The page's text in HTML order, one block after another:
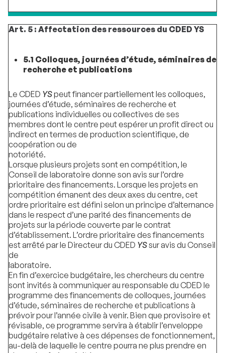
Art. 5 : Affectation des ressources du CDED YS
5.1 Colloques, journées d’étude, séminaires de
recherche et publications
Le CDED YSpeut financer partiellement les colloques,
journées d’étude, séminaires de recherche et
publications individuelles ou collectives de ses
membres dont le centre peut espérer un profit direct ou
indirect en termes de production scientifique, de
coopération ou de
notoriété.
Lorsque plusieurs projets sont en compétition, le
Conseil de laboratoire donne son avis sur l’ordre
prioritaire des financements. Lorsque les projets en
compétition émanent des deux axes du centre, cet
ordre prioritaire est défini selon un principe d’alternance
dans le respect d’une parité des financements de
projets sur la période couverte par le contrat
d’établissement. L’ordre prioritaire des financements
est arrêté par le Directeur du CDED YSsur avis du Conseil
de
En fin d’exercice budgétaire, les chercheurs du centre
sont invités à communiquer au responsable du CDED le
programme des financements de colloques, journées
d’étude, séminaires de recherche et publications à
prévoir pour l’année civile à venir. Bien que provisoire et
révisable, ce programme servira à établir l’enveloppe
budgétaire relative à ces dépenses de fonctionnement,
au-delà de laquelle le centre pourra ne plus prendre en